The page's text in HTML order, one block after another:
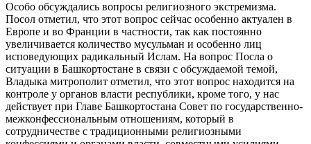
Особо обсуждались вопросы религиозного экстремизма.
Посол отметил, что этот вопрос сейчас особенно актуален в
Европе и во Франции в частности, так как постоянно
увеличивается количество мусульман и особенно лиц
исповедующих радикальный Ислам. На вопрос Посла о
ситуации в Башкортостане в связи с обсуждаемой темой,
Владыка митрополит отметил, что этот вопрос находится на
контроле у органов власти республики, кроме того, у нас
действует при Главе Башкортостана Совет по государственно-
межконфессиональным отношениям, который в
сотрудничестве с традиционными религиозными